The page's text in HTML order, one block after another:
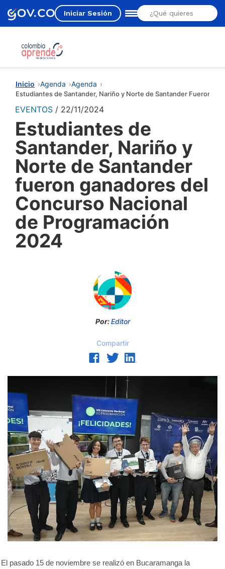
Iniciar Sesión
Estás aquí
Inicio Agenda Agenda
Estudiantes de Santander, Nariño y Norte de Santander Fueron
EVENTOS 22/11/2024
Estudiantes de
Santander, Nariño y
Norte de Santander
fueron ganadores del
Concurso Nacional
de Programación
2024
Por:Editor
Compartir
El pasado 15 de noviembre se realizó en Bucaramanga la